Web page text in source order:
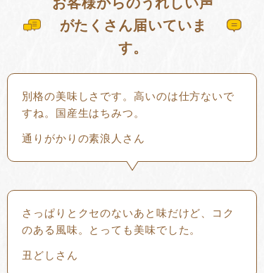
がたくさん届いていま
す。
別格の美味しさです。高いのは仕方ないで
すね。国産生はちみつ。
通りがかりの素浪人さん
さっぱりとクセのないあと味だけど、コク
のある風味。とっても美味でした。
丑どしさん